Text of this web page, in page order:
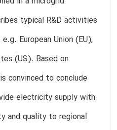
typical R&D activities
European Union (EU),
(US). Based on
convinced to conclude
electricity supply with
and quality to regional